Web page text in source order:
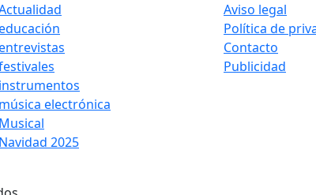
instrumentos
música electrónica
Musical
Navidad 2025
Aviso legal
Política de
Contacto
Publicidad